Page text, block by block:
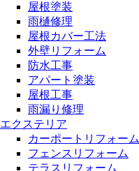
屋根塗装
雨樋修理
屋根カバー工法
外壁リフォーム
防水工事
アパート塗装
屋根工事
雨漏り修理
エクステリア
カーポートリフォーム
フェンスリフォーム
テラスリフォーム